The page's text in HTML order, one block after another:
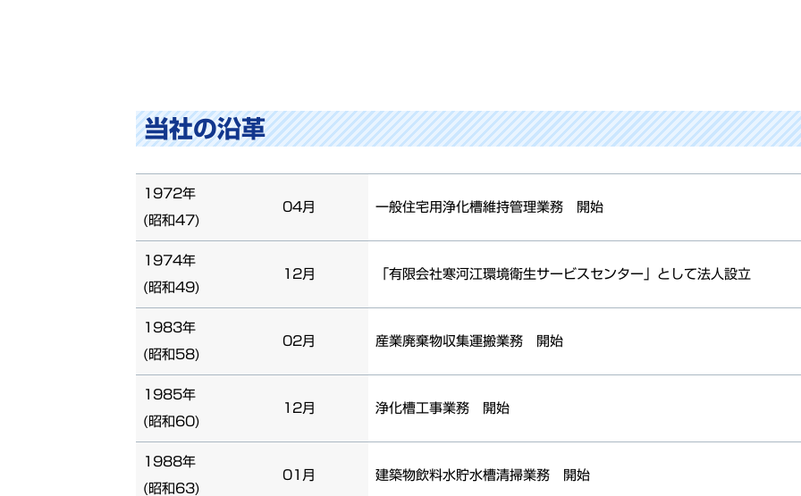
当社の沿革
1972年
(昭和47)
04月 一般住宅用浄化槽維持管理業務 開始
1974年
(昭和49)
12月 「有限会社寒河江環境衛生サービスセンター」として法人設立
1983年
(昭和58)
02月 産業廃棄物収集運搬業務 開始
1985年
(昭和60)
12月 浄化槽工事業務 開始
1988年
(昭和63)
01月 建築物飲料水貯水槽清掃業務 開始